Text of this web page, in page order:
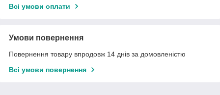
Всі умови оплати
Умови повернення
Повернення товару впродовж 14 днів за домовленістю
Всі умови повернення